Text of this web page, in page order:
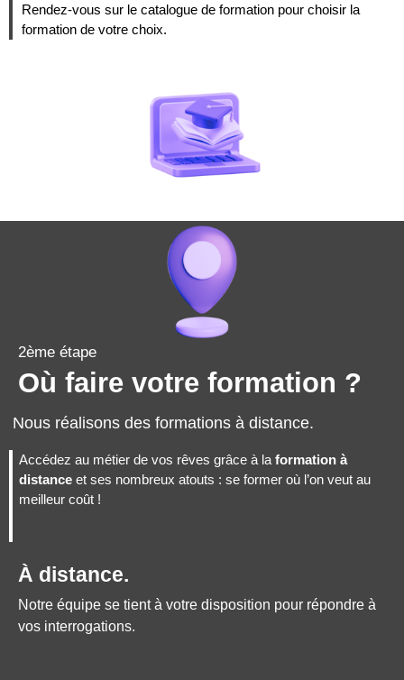
Rendez-vous sur le catalogue de formation pour choisir la
formation de votre choix.
2ème étape
Où faire votre formation ?
Nous réalisons des formations à distance.
Accédez au métier de vos rêves grâce à la formation à
distance et ses nombreux atouts : se former où l’on veut au
meilleur coût !
À distance.
Notre équipe se tient à votre disposition pour répondre à
vos interrogations.